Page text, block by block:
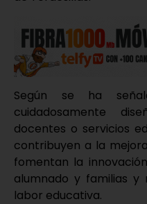
Según se ha
cuidadosamente
docentes o servicios
contribuyen a la
fomentan la
alumnado y familias
labor educativa.